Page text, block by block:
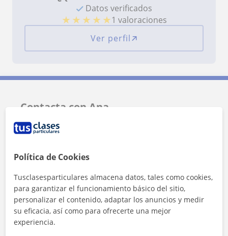
Datos verificados
★ ★ ★ ★ ★1 valoraciones
Ver perfil
Contacta con Ana
Tarifa
1ª clase gratis
Política de Cookies
Tusclasesparticulares almacena datos, tales como cookies,
para garantizar el funcionamiento básico del sitio,
personalizar el contenido, adaptar los anuncios y medir
su eficacia, así como para ofrecerte una mejor
experiencia.